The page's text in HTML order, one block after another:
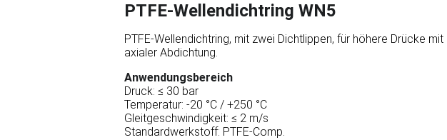
PTFE-Wellendichtring WN5
PTFE-Wellendichtring, mit zwei Dichtlippen, für höhere Drücke
axialer Abdichtung.
Anwendungsbereich
Druck: ≤ 30 bar
Temperatur: -20 °C / +250 °C
Gleitgeschwindigkeit: ≤ 2 m/s
Standardwerkstoff: PTFE-Comp.